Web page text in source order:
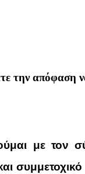
την απόφαση
με τον